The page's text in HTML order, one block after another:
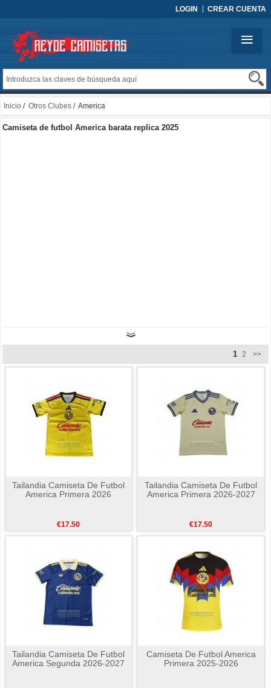
LOGIN CREAR CUENTA
Inicio / Otros Clubes / America
Camiseta de futbol America barata replica 2025
1 2 >>
Tailandia Camiseta De Futbol
America Primera 2026
€17.50
Tailandia Camiseta De Futbol
America Primera 2026-2027
€17.50
Tailandia Camiseta De Futbol
America Segunda 2026-2027
Camiseta De Futbol America
Primera 2025-2026